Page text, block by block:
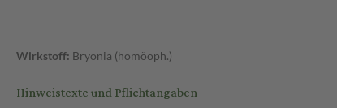
Wirkstoff: Bryonia (homöoph.)
Hinweistexte und Pflichtangaben